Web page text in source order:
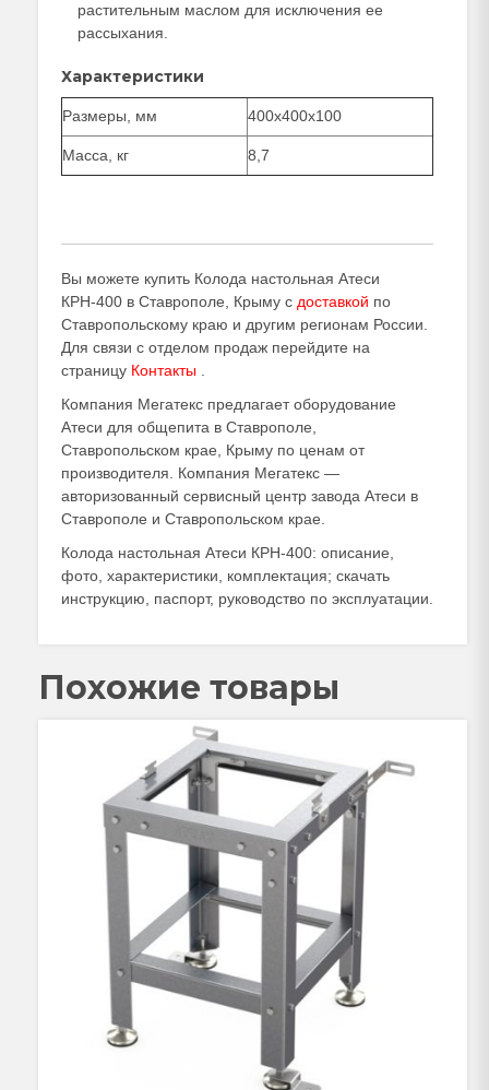
растительным маслом для исключения ее
рассыхания.
Характеристики
Размеры, мм 400х400х100
Масса, кг 8,7
Вы можете купить Колода настольная Атеси
КРН-400 в Ставрополе, Крыму с доставкой по
Ставропольскому краю и другим регионам России.
Для связи с отделом продаж перейдите на
страницу Контакты
Компания Мегатекс предлагает оборудование
Атеси для общепита в Ставрополе,
Ставропольском крае, Крыму по ценам от
производителя. Компания Мегатекс —
авторизованный сервисный центр завода Атеси в
Ставрополе и Ставропольском крае.
Колода настольная Атеси КРН-400: описание,
фото, характеристики, комплектация; скачать
инструкцию, паспорт, руководство по эксплуатации.
Похожие товары